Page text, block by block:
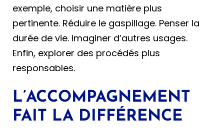
exemple, choisir une matière plus
pertinente. Réduire le gaspillage. Penser la
durée de vie. Imaginer d’autres usages.
Enfin, explorer des procédés plus
responsables.
L’ACCOMPAGNEMENT
FAIT LA DIFFÉRENCE